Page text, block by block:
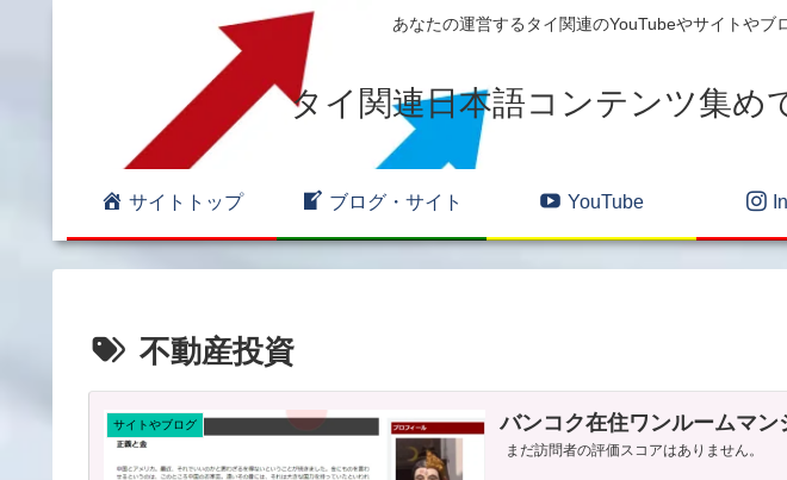
あなたの運営するタイ関連のYouTubeやサイトや
タイ関連日本語コンテンツ集め
サイトトップ ブログ・サイト YouTube
不動産投資
サイトやブログ バンコク在住ワンルームマン
まだ訪問者の評価スコアはありません。